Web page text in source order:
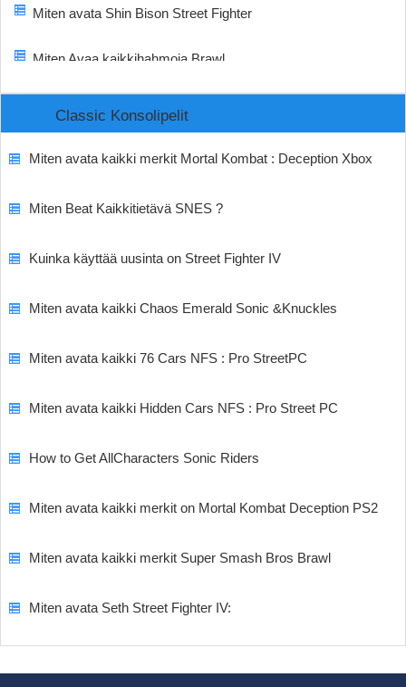
Miten avata Shin Bison Street Fighter
Miten Avaa kaikkihahmoja Brawl
Classic Konsolipelit
Miten avata kaikki merkit Mortal Kombat : Deception Xbox
Miten Beat Kaikkitietävä SNES ?
Kuinka käyttää uusinta on Street Fighter IV
Miten avata kaikki Chaos Emerald Sonic &Knuckles
Miten avata kaikki 76 Cars NFS : Pro StreetPC
Miten avata kaikki Hidden Cars NFS : Pro Street PC
How to Get AllCharacters Sonic Riders
Miten avata kaikki merkit on Mortal Kombat Deception PS2
Miten avata kaikki merkit Super Smash Bros Brawl
Miten avata Seth Street Fighter IV: